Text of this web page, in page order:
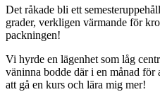
Det råkade bli ett
grader, verkligen värmande för
packningen!
Vi hyrde en lägenhet som låg
väninna bodde där i en månad för
att gå en kurs och lära mig mer!